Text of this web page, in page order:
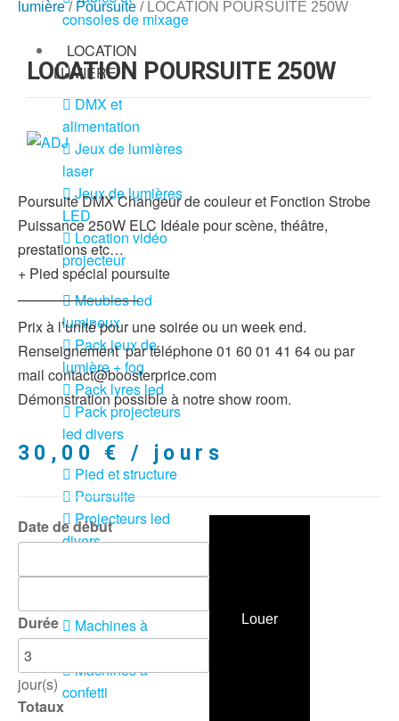
consoles de mixage
LOCATION
LUMIÈRE
DMX et
alimentation
Jeux de lumières
laser
Jeux de lumières
LED
Location vidéo
projecteur
Meubles led
lumineux
Pack jeux de
lumière + fog
Pack lyres led
Pack projecteurs
led divers
Pied et structure
Poursuite
Projecteurs led
divers
LOCATION
Machines à
Machines à
confetti
lumière/ Poursuite / LOCATION POURSUITE 250W
LOCATION POURSUITE 250W
Poursuite DMX Changeur de couleur et Fonction Strobe
Puissance 250W ELC Idéale pour scène, théâtre,
prestations etc…
+ Pied spécial poursuite
———————————–
Prix à l’unité pour une soirée ou un week end.
Renseignement par téléphone 01 60 01 41 64 ou par
mail contact@boosterprice.com
Démonstration possible à notre show room.
30,00 € / jours
Date de début
Durée
jour(s)
Totaux
Louer